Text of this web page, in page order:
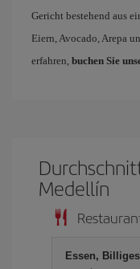
Gericht bestehend aus
Eiern, Avocado, Arepa
erfahren, buchen Sie
Medellín
Essen,